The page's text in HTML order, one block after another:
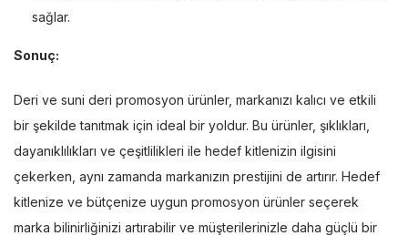
sağlar.
Sonuç:
Deri ve suni deri promosyon ürünler, markanızı kalıcı ve etkili
bir şekilde tanıtmak için ideal bir yoldur. Bu ürünler, şıklıkları,
dayanıklılıkları ve çeşitlilikleri ile hedef kitlenizin ilgisini
çekerken, aynı zamanda markanızın prestijini de artırır. Hedef
kitlenize ve bütçenize uygun promosyon ürünler seçerek
marka bilinirliğinizi artırabilir ve müşterilerinizle daha güçlü bir